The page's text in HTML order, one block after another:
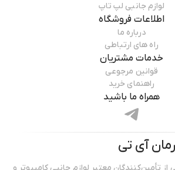
لوازم جانبی لپ تاپ
اطلاعات فروشگاه
درباره ما
راه های ارتباطی
خدمات مشتریان
قوانین مرجوعی
راهنمای خرید
همراه ما باشید
آی تی